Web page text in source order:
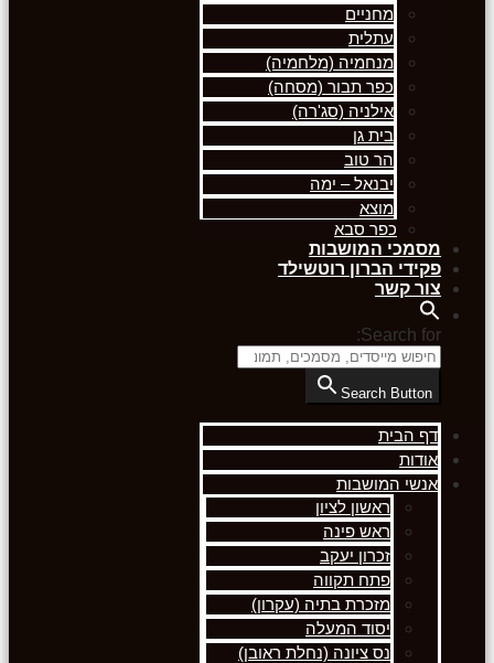
מחניים
עתלית
מנחמיה (מלחמיה)
כפר תבור (מסחה)
אילניה (סג'רה)
בית גן
הר טוב
יבנאל – ימה
מוצא
כפר סבא
מסמכי המושבות
פקידי הברון רוטשילד
צור קשר
Search for:
Search Button
דף הבית
אודות
אנשי המושבות
ראשון לציון
ראש פינה
זכרון יעקב
פתח תקווה
מזכרת בתיה (עקרון)
יסוד המעלה
נס ציונה (נחלת ראובן)